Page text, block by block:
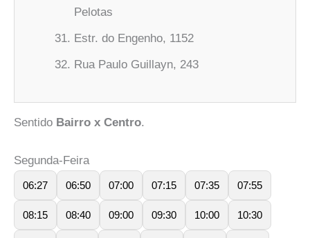
Pelotas
Estr. do Engenho, 1152
Rua Paulo Guillayn, 243
Sentido Bairro x Centro.
Segunda-Feira
06:27 06:50 07:00 07:15 07:35 07:55
08:15 08:40 09:00 09:30 10:00 10:30